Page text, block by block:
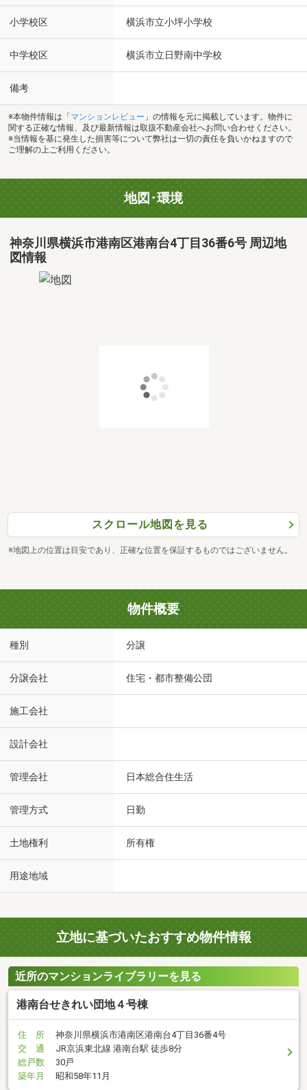
小学校区 横浜市立小坪小学校
中学校区 横浜市立日野南中学校
備考
※本物件情報は「 マンションレビュー 」の情報を元に掲載しています。物件に
関する正確な情報、及び最新情報は取扱不動産会社へお問い合わせください。
※当情報を基に発生した損害等について弊社は一切の責任を負いかねますので
ご理解の上ご利用ください。
地図･環境
神奈川県横浜市港南区港南台4丁目36番6号 周辺地
図情報
スクロール地図を見る
※地図上の位置は目安であり、正確な位置を保証するものではございません。
物件概要
種別 分譲
分譲会社 住宅・都市整備公団
施工会社
設計会社
管理会社 日本総合住生活
管理方式 日勤
土地権利 所有権
用途地域
立地に基づいたおすすめ物件情報
近所のマンションライブラリーを見る
港南台せきれい団地４号棟
住 所
神奈川県横浜市港南区港南台4丁目36番4号
交 通
JR京浜東北線 港南台駅 徒歩8分
総戸数
30戸
築年月
昭和58年11月